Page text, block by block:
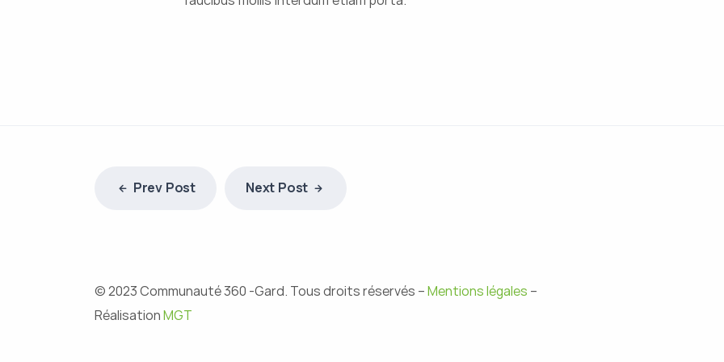
Prev Post Next Post
© 2023 Communauté 360 -Gard. Tous droits réservés –Mentions légales –
RéalisationMGT